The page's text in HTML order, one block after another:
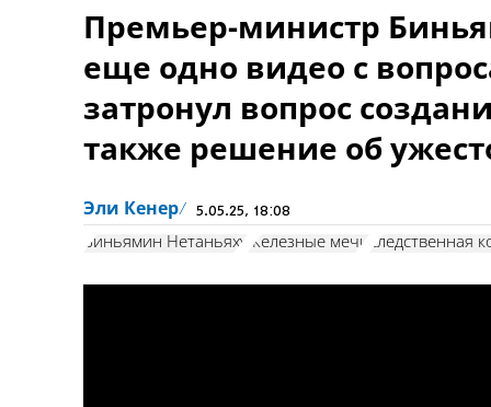
Премьер-министр
еще одно видео с
затронул вопрос
также решение об
Эли Кенер 5.05.25, 18:08
Биньямин Нетаньяху Железные мечи следственная